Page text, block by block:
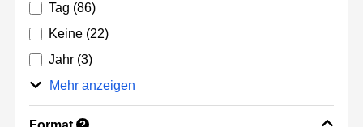
Tag (86)
Keine (22)
Jahr (3)
Mehr anzeigen